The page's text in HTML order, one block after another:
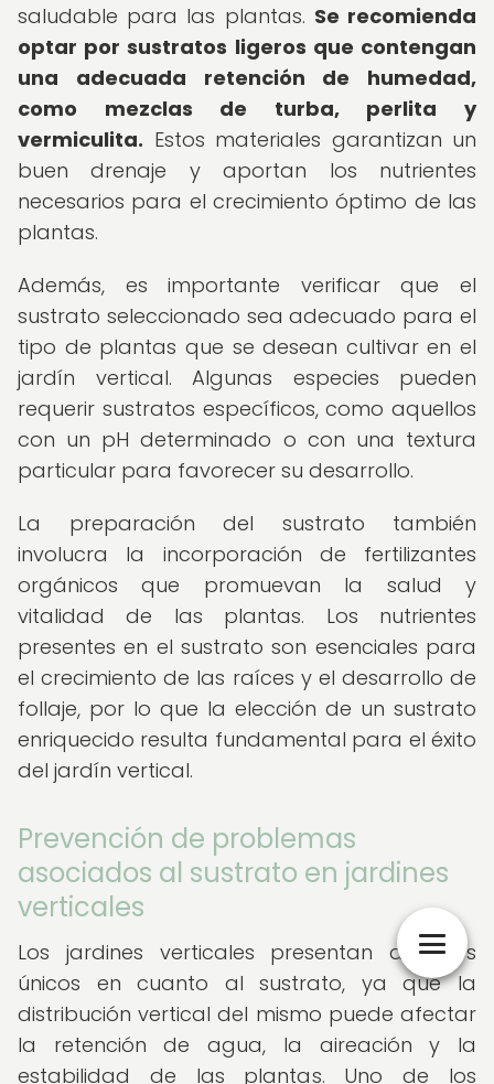
saludable para las plantas. Se recomienda
optar por sustratos ligeros que contengan
una adecuada retención de humedad,
como mezclas de turba, perlita y
vermiculita. Estos materiales garantizan un
buen drenaje y aportan los nutrientes
necesarios para el crecimiento óptimo de las
plantas.
Además, es importante verificar que el
sustrato seleccionado sea adecuado para el
tipo de plantas que se desean cultivar en el
jardín vertical. Algunas especies pueden
requerir sustratos específicos, como aquellos
con un pH determinado o con una textura
particular para favorecer su desarrollo.
La preparación del sustrato también
involucra la incorporación de fertilizantes
orgánicos que promuevan la salud y
vitalidad de las plantas. Los nutrientes
presentes en el sustrato son esenciales para
el crecimiento de las raíces y el desarrollo de
follaje, por lo que la elección de un sustrato
enriquecido resulta fundamental para el éxito
del jardín vertical.
Prevención de problemas
asociados al sustrato en jardines
verticales
Los jardines verticales presentan desafíos
únicos en cuanto al sustrato, ya que la
distribución vertical del mismo puede afectar
la retención de agua, la aireación y la
estabilidad de las plantas. Uno de los